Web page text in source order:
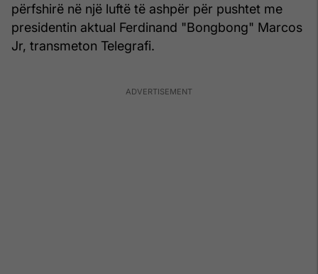
përfshirë në një luftë të ashpër për pushtet me
presidentin aktual Ferdinand "Bongbong" Marcos
Jr, transmeton Telegrafi.